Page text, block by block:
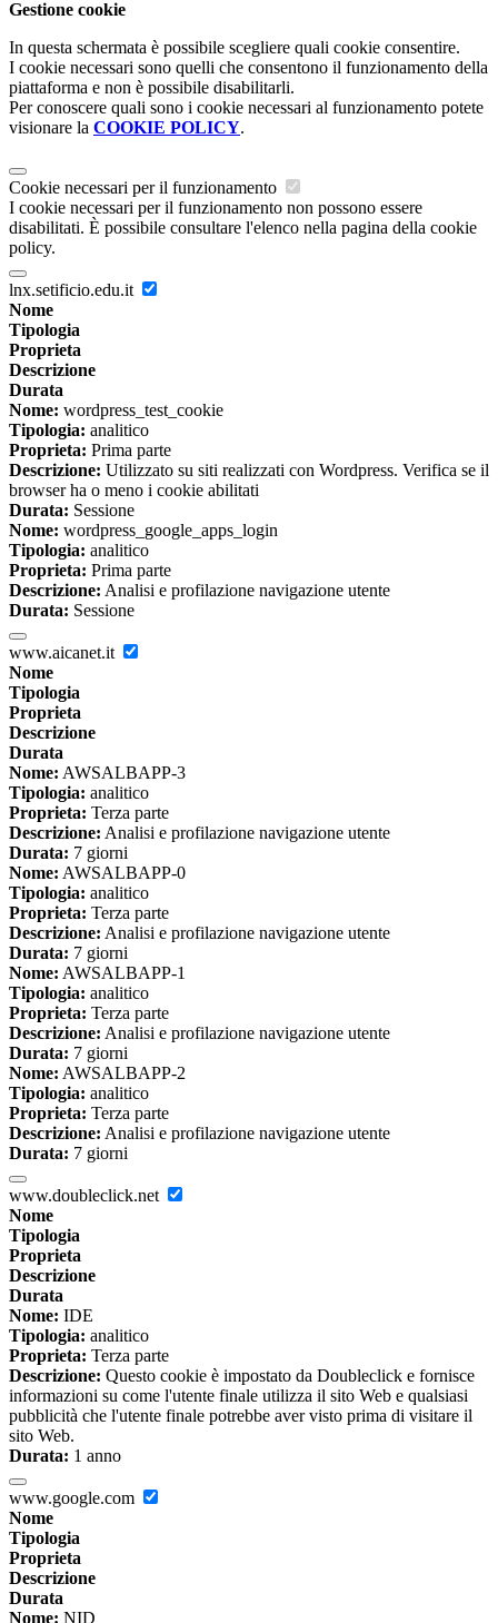
Gestione cookie
In questa schermata è possibile scegliere quali cookie consentire.
I cookie necessari sono quelli che consentono il funzionamento della
piattaforma e non è possibile disabilitarli.
Per conoscere quali sono i cookie necessari al funzionamento potete
visionare la COOKIE POLICY.
Cookie necessari per il funzionamento
I cookie necessari per il funzionamento non possono essere
disabilitati. È possibile consultare l'elenco nella pagina della cookie
policy.
lnx.setificio.edu.it
Nome
Tipologia
Proprieta
Descrizione
Durata
Nome: wordpress_test_cookie
Tipologia: analitico
Proprieta: Prima parte
Descrizione: Utilizzato su siti realizzati con Wordpress. Verifica se il
browser ha o meno i cookie abilitati
Durata: Sessione
Nome: wordpress_google_apps_login
Tipologia: analitico
Proprieta: Prima parte
Descrizione: Analisi e profilazione navigazione utente
Durata: Sessione
www.aicanet.it
Nome
Tipologia
Proprieta
Descrizione
Durata
Nome: AWSALBAPP-3
Tipologia: analitico
Proprieta: Terza parte
Descrizione: Analisi e profilazione navigazione utente
Durata: 7 giorni
Nome: AWSALBAPP-0
Tipologia: analitico
Proprieta: Terza parte
Descrizione: Analisi e profilazione navigazione utente
Durata: 7 giorni
Nome: AWSALBAPP-1
Tipologia: analitico
Proprieta: Terza parte
Descrizione: Analisi e profilazione navigazione utente
Durata: 7 giorni
Nome: AWSALBAPP-2
Tipologia: analitico
Proprieta: Terza parte
Descrizione: Analisi e profilazione navigazione utente
Durata: 7 giorni
www.doubleclick.net
Nome
Tipologia
Proprieta
Descrizione
Durata
Nome: IDE
Tipologia: analitico
Proprieta: Terza parte
Descrizione: Questo cookie è impostato da Doubleclick e fornisce
informazioni su come l'utente finale utilizza il sito Web e qualsiasi
pubblicità che l'utente finale potrebbe aver visto prima di visitare il
sito Web.
Durata: 1 anno
www.google.com
Nome
Tipologia
Proprieta
Descrizione
Durata
Nome: NID